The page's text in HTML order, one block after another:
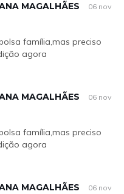
MAGALHÃES 06 nov
família,mas preciso
agora
MAGALHÃES 06 nov
família,mas preciso
agora
MAGALHÃES 06 nov